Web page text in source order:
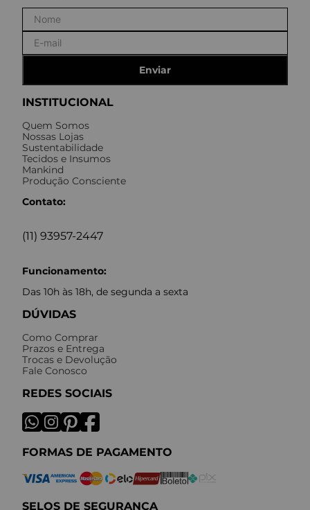
INSTITUCIONAL
Quem Somos
Nossas Lojas
Sustentabilidade
Tecidos e Insumos
Mankind
Produção Consciente
Contato:
(11) 93957-2447
Funcionamento:
Das 10h às 18h, de segunda a sexta
DÚVIDAS
Como Comprar
Prazos e Entrega
Trocas e Devolução
Fale Conosco
REDES SOCIAIS
FORMAS DE PAGAMENTO
SELOS DE SEGURANÇA
Enviar